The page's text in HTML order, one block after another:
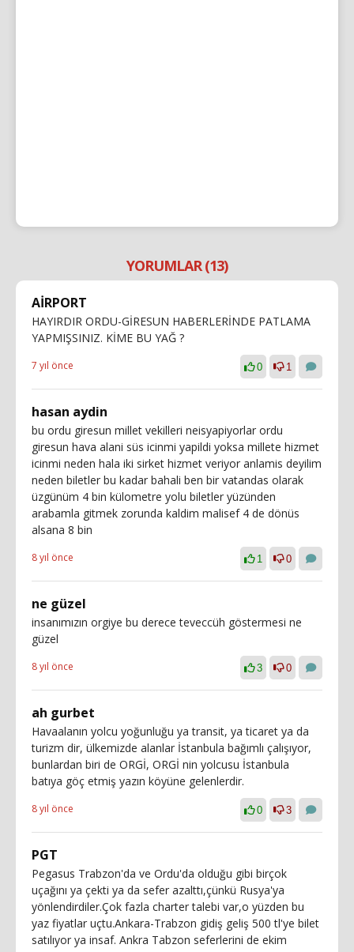
YORUMLAR (13)
AİRPORT
HAYIRDIR ORDU-GİRESUN HABERLERİNDE PATLAMA
YAPMIŞSINIZ. KİME BU YAĞ ?
7 yıl önce 0 1
hasan aydin
bu ordu giresun millet vekilleri neisyapiyorlar ordu
giresun hava alani süs icinmi yapildi yoksa millete hizmet
icinmi neden hala iki sirket hizmet veriyor anlamis deyilim
neden biletler bu kadar bahali ben bir vatandas olarak
üzgünüm 4 bin külometre yolu biletler yüzünden
arabamla gitmek zorunda kaldim malisef 4 de dönüs
alsana 8 bin
8 yıl önce 1 0
ne güzel
insanımızın orgiye bu derece teveccüh göstermesi ne
güzel
8 yıl önce 3 0
ah gurbet
Havaalanın yolcu yoğunluğu ya transit, ya ticaret ya da
turizm dir, ülkemizde alanlar İstanbula bağımlı çalışıyor,
bunlardan biri de ORGİ, ORGİ nin yolcusu İstanbula
batıya göç etmiş yazın köyüne gelenlerdir.
8 yıl önce 0 3
PGT
Pegasus Trabzon'da ve Ordu'da olduğu gibi birçok
uçağını ya çekti ya da sefer azalttı,çünkü Rusya'ya
yönlendirdiler.Çok fazla charter talebi var,o yüzden bu
yaz fiyatlar uçtu.Ankara-Trabzon gidiş geliş 500 tl'ye bilet
satılıyor ya insaf. Ankra Tabzon seferlerini de ekim